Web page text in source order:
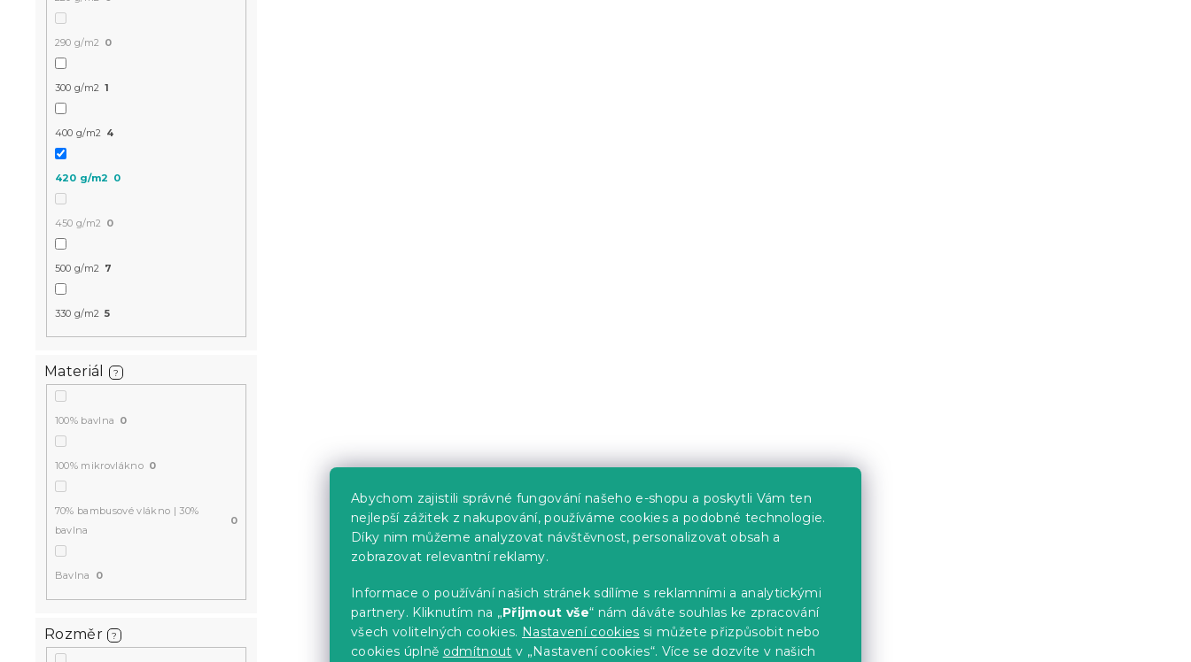
Abychom zajistili správné fungování našeho e-shopu a poskytli Vám ten
nejlepší zážitek z nakupování, používáme cookies a podobné technologie.
Díky nim můžeme analyzovat návštěvnost, personalizovat obsah a
zobrazovat relevantní reklamy.
Informace o používání našich stránek sdílíme s reklamními a analytickými
partnery. Kliknutím na „Přijmout vše“ nám dáváte souhlas ke zpracování
všech volitelných cookies. Nastavení cookies si můžete přizpůsobit nebo
cookies úplně odmítnout v „Nastavení cookies“. Více se dozvíte v našich
290 g/m2 0
300 g/m2 1
400 g/m2 4
420 g/m2 0
450 g/m2 0
500 g/m2 7
330 g/m2 5
Materiál ?
100% bavlna 0
100% mikrovlákno 0
70% bambusové vlákno | 30%
bavlna
0
Bavlna 0
Rozměr ?